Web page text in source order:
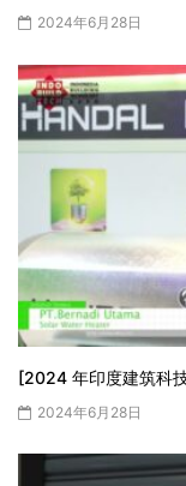
2024年6月28日
[2024 年印度建筑科
2024年6月28日